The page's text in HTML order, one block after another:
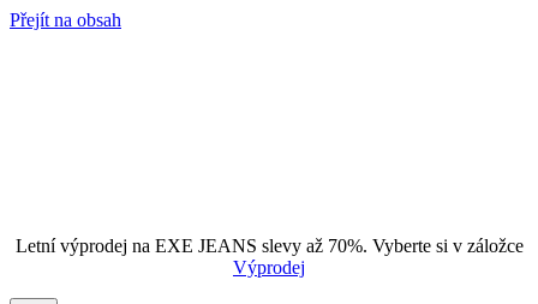
Přejít na obsah
Letní výprodej na EXE JEANS slevy až 70%. Vyberte si v záložce
Výprodej